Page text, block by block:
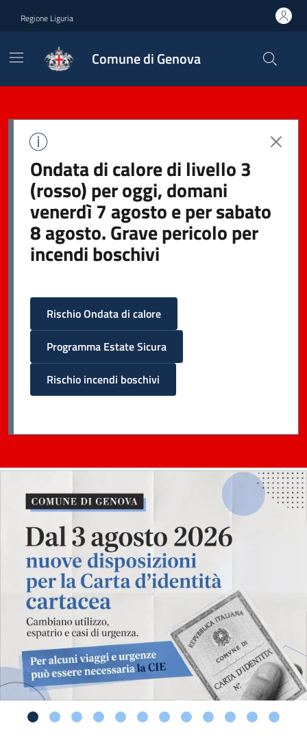
Regione Liguria
Comune di Genova
Ondata di calore di livello 3
(rosso) per oggi, domani
venerdì 7 agosto e per sabato
8 agosto. Grave pericolo per
incendi boschivi
Rischio Ondata di calore
Programma Estate Sicura
Rischio incendi boschivi